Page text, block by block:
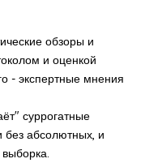
обзоры и
и оценкой
- экспертные мнения
суррогатные
без абсолютных, и